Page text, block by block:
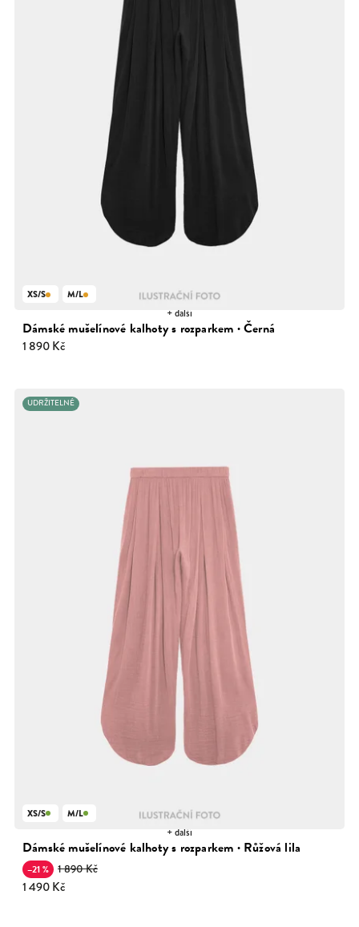
Dámské mušelínové kalhoty s rozparkem · Černá
1 890 Kč
XS/S M/L
+ další
UDRŽITELNÉ
Dámské mušelínové kalhoty s rozparkem · Růžová lila
–21 % 1 890 Kč
1 490 Kč
XS/S M/L
+ další